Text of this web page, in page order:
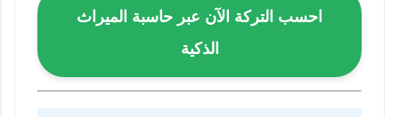
احسب التركة الآن عبر حاسبة الميراث
الذكية